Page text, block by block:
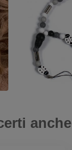
anche